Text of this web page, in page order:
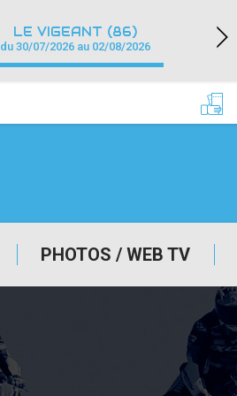
PHOTOS / WEB TV
LE VIGEANT (86)
du 30/07/2026 au 02/08/2026